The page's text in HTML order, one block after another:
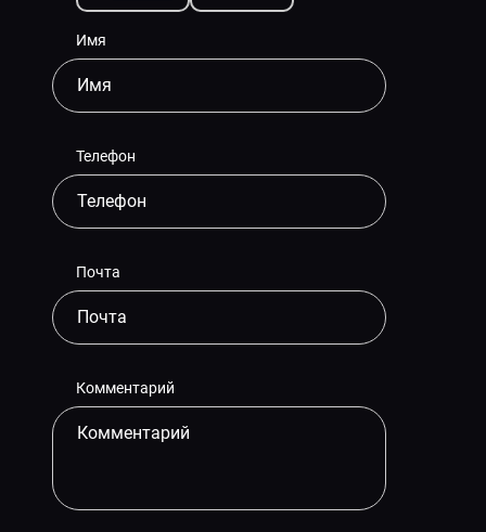
Имя
Телефон
Почта
Комментарий